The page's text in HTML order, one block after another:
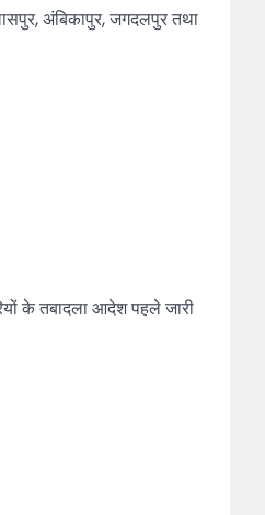
अंबिकापुर, जगदलपुर तथा
के तबादला आदेश पहले जारी